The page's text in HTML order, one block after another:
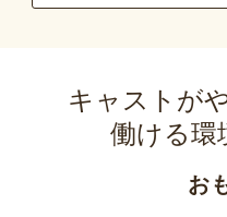
キャストが
働ける環
お